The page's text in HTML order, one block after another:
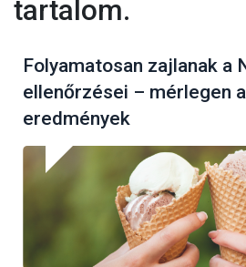
tartalom.
Folyamatosan zajlanak a
ellenőrzései – mérlegen
eredmények